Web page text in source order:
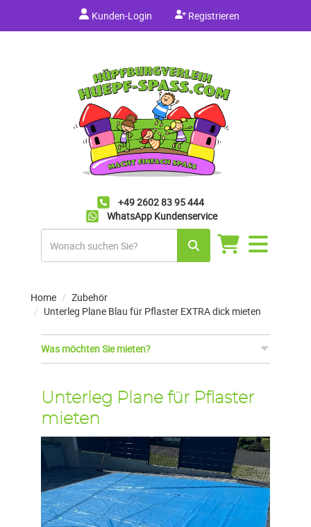
Kunden-Login Registrieren
+49 2602 83 95 444
WhatsApp Kundenservice
Navigation
umschalten
Home
Zubehör
Unterleg Plane Blau für Pflaster EXTRA dick mieten
Was möchten Sie mieten?
Unterleg Plane für Pflaster
mieten